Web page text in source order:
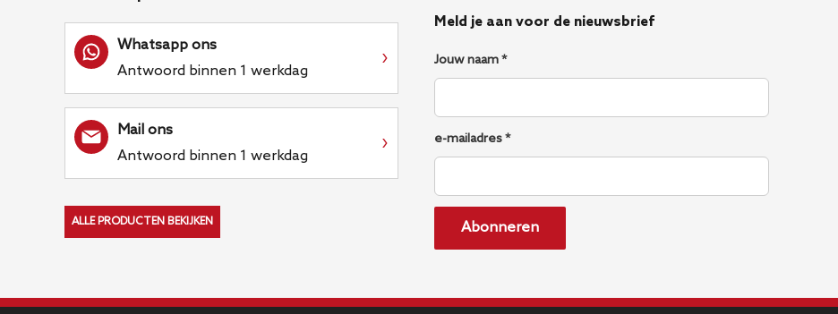
Whatsapp ons
Antwoord binnen 1 werkdag
›
Mail ons
Antwoord binnen 1 werkdag
›
ALLE PRODUCTEN BEKIJKEN
Meld je aan voor de nieuwsbrief
Jouw naam *
e-mailadres *
Abonneren